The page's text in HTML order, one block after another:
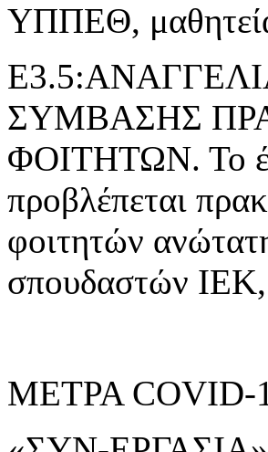
ΥΠΠΕΘ,
ΣΥΜΒΑΣΗΣ
ΦΟΙΤΗΤΩΝ. Το
προβλέπεται
φοιτητών
σπουδαστών
ΜΕΤΡΑ COVID-